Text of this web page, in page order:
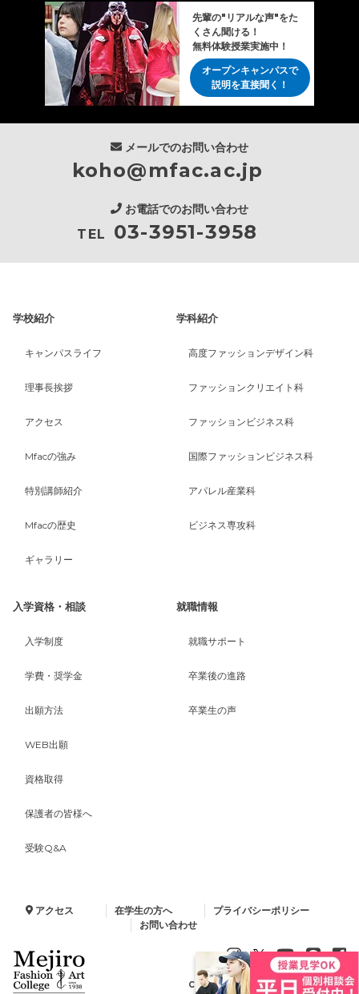
先輩の"リアルな声"をた
くさん聞ける！
無料体験授業実施中！
オープンキャンパスで
説明を直接聞く！
メールでのお問い合わせ
koho@mfac.ac.jp
お電話でのお問い合わせ
TEL 03-3951-3958
学校紹介
キャンパスライフ
理事長挨拶
アクセス
Mfacの強み
特別講師紹介
Mfacの歴史
ギャラリー
学科紹介
高度ファッションデザイン科
ファッションクリエイト科
ファッションビジネス科
国際ファッションビジネス科
アパレル産業科
ビジネス専攻科
入学資格・相談
入学制度
学費・奨学金
出願方法
WEB出願
資格取得
保護者の皆様へ
受験Q&A
就職情報
就職サポート
卒業後の進路
卒業生の声
アクセス 在学生の方へ
プライバシーポリシー
お問い合わせ
Copyright © 2024 Minelva Gakuen.